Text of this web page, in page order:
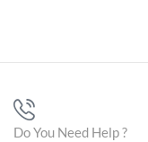
Do You Need Help ?